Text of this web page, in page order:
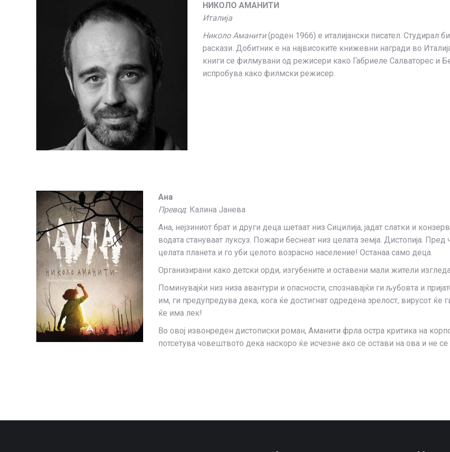
НИКОЛО АМАНИТИ
Италија
Николо Аманити(роден 1966) е италијански писател. Студирал
раскази. Добитник е на највисоките книжевни награди во
книги се филмувани од режисери како Габриеле Салваторес и
испробува како филмски режисер.
Ана
Превод: Калина Јанева
Ана, нејзиниот брат и други деца шетаат низ Сицилија, јадат слатки и
водата стануваат луксуз. Пожари беснеат низ целата земја. Дистопија.
целата планета и го уби целото возрасно население! Останаа само деца.
Организирани како детски орди, изгубените и оставени мали жители
Поминувајќи низ низа авантури и опасности, спознавајќи ги љубовта и
им, ги предупредува дека, кога ќе достигнат одредена зрелост, вирусот
ќе има лек!
Во овој извонреден дистописки роман, Аманити фрла остра критика на
потсетува човештвото дека наскоро ќе исчезне ако се остави на ова и не се